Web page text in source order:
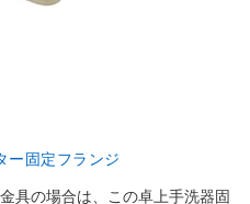
ー固定フランジ
具の場合は、この卓上手洗器固